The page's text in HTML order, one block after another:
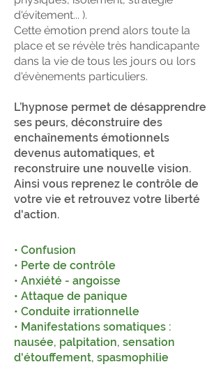
d'évitement... ).
Cette émotion prend alors toute la
place et se révèle très handicapante
dans la vie de tous les jours ou lors
d'évènements particuliers.
L’hypnose permet de désapprendre
ses peurs, déconstruire des
enchaînements émotionnels
devenus automatiques, et
reconstruire une nouvelle vision.
Ainsi vous reprenez le contrôle de
votre vie et retrouvez votre liberté
d'action.
• Confusion
• Perte de contrôle
• Anxiété - angoisse
• Attaque de panique
• Conduite irrationnelle
• Manifestations somatiques :
nausée, palpitation, sensation
d'étouffement, spasmophilie